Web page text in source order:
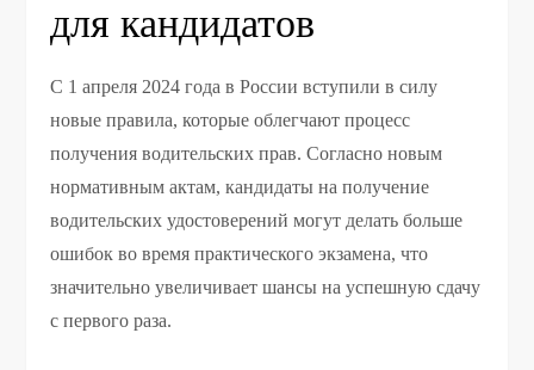
для кандидатов
С 1 апреля 2024 года в России вступили в силу
новые правила, которые облегчают процесс
получения водительских прав. Согласно новым
нормативным актам, кандидаты на получение
водительских удостоверений могут делать больше
ошибок во время практического экзамена, что
значительно увеличивает шансы на успешную сдачу
с первого раза.